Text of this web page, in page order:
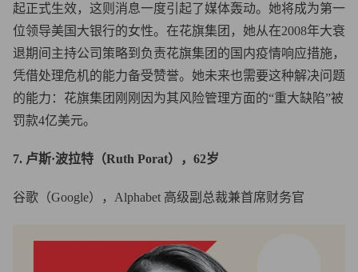
起正式生效，这则消息一度引起了媒体轰动。她将成为第一
位领导美国大银行的女性。在花旗集团，她从在2008年大衰
退期间主持公司策略到负责花旗集团的国内疫情响应措施，
凭借处理危机的能力备受赞誉。她未来也需要这种解决问题
的能力：花旗集团刚刚因为其风险管理方面的“重大缺陷”被
罚款4亿美元。
7. 卢斯·波拉特（Ruth Porat），62岁
谷歌（Google），Alphabet 高级副总裁兼首席财务官